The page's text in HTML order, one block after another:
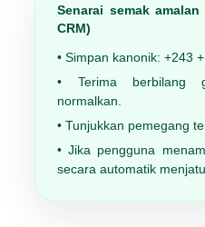
Senarai semak
CRM)
• Simpan kanonik:+243
• Terima berbilang
normalkan.
• Tunjukkan pemegang
• Jika pengguna
secara automatik